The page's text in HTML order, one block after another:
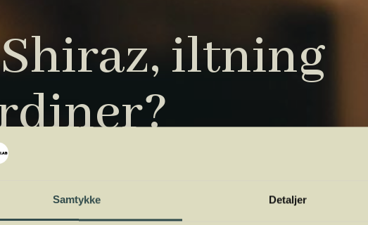
Samtykke Detaljer
iltning
komplicerede udtryk. Vi har samlet de
navigere og orientere dig.